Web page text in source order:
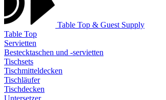
Table Top & Guest Supply
Table Top
Servietten
Bestecktaschen und -servietten
Tischsets
Tischmitteldecken
Tischläufer
Tischdecken